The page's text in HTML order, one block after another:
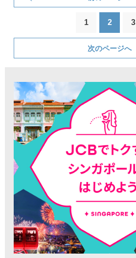
1 2 3
次のページへ